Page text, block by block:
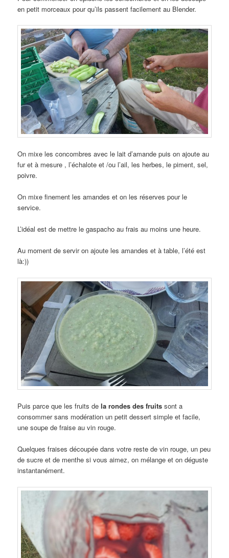
en petit morceaux pour qu’ils passent facilement au Blender.
On mixe les concombres avec le lait d’amande puis on ajoute au
fur et à mesure , l’échalote et /ou l’ail, les herbes, le piment, sel,
poivre.
On mixe finement les amandes et on les réserves pour le
service.
L’idéal est de mettre le gaspacho au frais au moins une heure.
Au moment de servir on ajoute les amandes et à table, l’été est
là:))
Puis parce que les fruits de la rondes des fruits sont a
consommer sans modération un petit dessert simple et facile,
une soupe de fraise au vin rouge.
Quelques fraises découpée dans votre reste de vin rouge, un peu
de sucre et de menthe si vous aimez, on mélange et on déguste
instantanément.